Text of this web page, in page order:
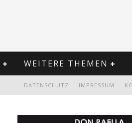
WEITERE THEMEN
IMPRESSUM
DATENSCHUTZ